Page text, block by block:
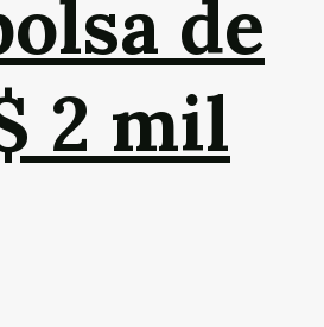
de
2 mil